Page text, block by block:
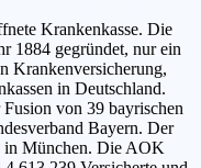
Krankenkasse. Die
1884 gegründet, nur ein
Krankenversicherung,
in Deutschland.
von 39 bayrischen
Bayern. Der
in München. Die AOK